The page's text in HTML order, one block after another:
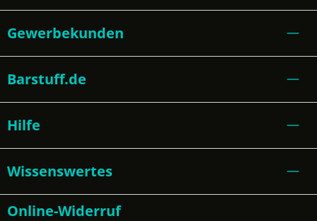
Gewerbekunden
Barstuff.de
Hilfe
Wissenswertes
Online-Widerruf